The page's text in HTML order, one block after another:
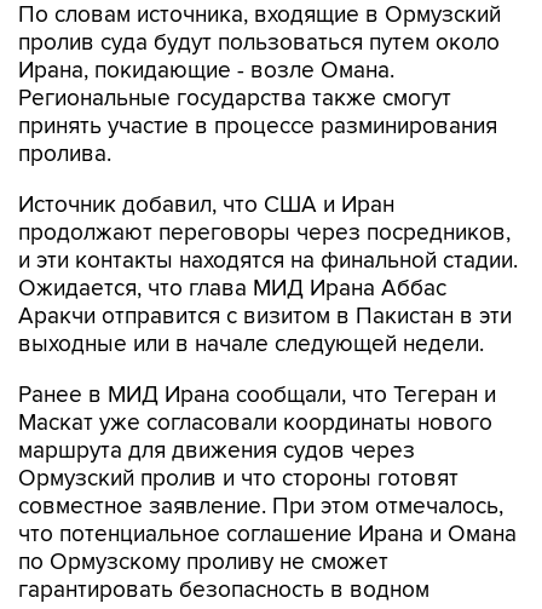
По словам источника, входящие в Ормузский
пролив суда будут пользоваться путем около
Ирана, покидающие - возле Омана.
Региональные государства также смогут
принять участие в процессе разминирования
пролива.
Источник добавил, что США и Иран
продолжают переговоры через посредников,
и эти контакты находятся на финальной стадии.
Ожидается, что глава МИД Ирана Аббас
Аракчи отправится с визитом в Пакистан в эти
выходные или в начале следующей недели.
Ранее в МИД Ирана сообщали, что Тегеран и
Маскат уже согласовали координаты нового
маршрута для движения судов через
Ормузский пролив и что стороны готовят
совместное заявление. При этом отмечалось,
что потенциальное соглашение Ирана и Омана
по Ормузскому проливу не сможет
гарантировать безопасность в водном